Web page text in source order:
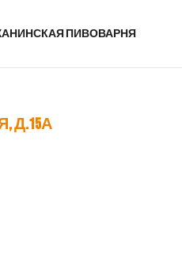
ПИВОВАРНЯ
Д.15А